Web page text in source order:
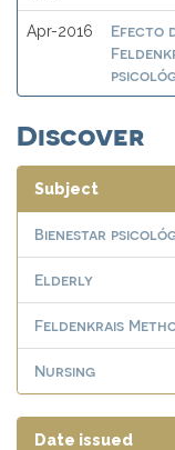
Apr-2016
Efecto
Discover
Subject
Bienestar
Elderly
Feldenkrais
Nursing
Date issued